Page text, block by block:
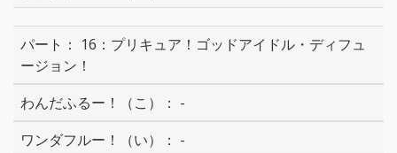
16：プリキュア！ゴッドアイドル・ディフュ
ージョン！
-
-